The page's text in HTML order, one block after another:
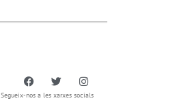
Segueix-nos a les xarxes socials